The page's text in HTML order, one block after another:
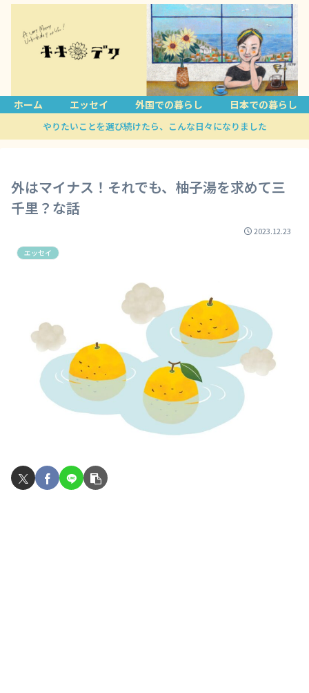
ホーム エッセイ 外国での暮らし 日本での暮らし
やりたいことを選び続けたら、こんな日々になりました
外はマイナス！それでも、柚子湯を求めて三
千里？な話
2023.12.23
エッセイ